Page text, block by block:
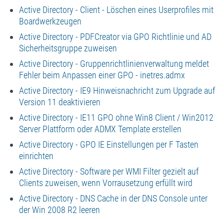
Active Directory - Client - Löschen eines Userprofiles mit
Boardwerkzeugen
Active Directory - PDFCreator via GPO Richtlinie und AD
Sicherheitsgruppe zuweisen
Active Directory - Gruppenrichtlinienverwaltung meldet
Fehler beim Anpassen einer GPO - inetres.admx
Active Directory - IE9 Hinweisnachricht zum Upgrade auf
Version 11 deaktivieren
Active Directory - IE11 GPO ohne Win8 Client / Win2012
Server Plattform oder ADMX Template erstellen
Active Directory - GPO IE Einstellungen per F Tasten
einrichten
Active Directory - Software per WMI Filter gezielt auf
Clients zuweisen, wenn Vorrausetzung erfüllt wird
Active Directory - DNS Cache in der DNS Console unter
der Win 2008 R2 leeren